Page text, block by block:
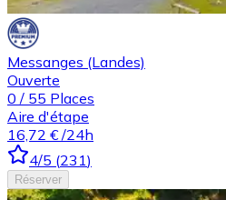
Messanges (Landes)
Ouverte
0 / 55 Places
Aire d'étape
16,72 € /24h
4/5 (231)
Réserver